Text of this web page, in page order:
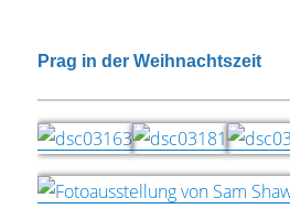
Prag in der Weihnachtszeit